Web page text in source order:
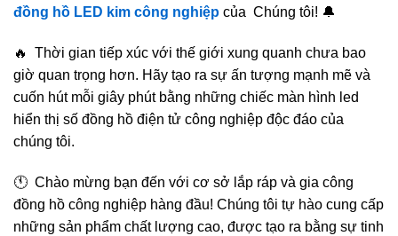
đồng hồ LED kim công nghiệp của Chúng tôi! 🔔
🔥 Thời gian tiếp xúc với thế giới xung quanh chưa bao
giờ quan trọng hơn. Hãy tạo ra sự ấn tượng mạnh mẽ và
cuốn hút mỗi giây phút bằng những chiếc màn hình led
hiển thị số đồng hồ điện tử công nghiệp độc đáo của
chúng tôi.
🕚 Chào mừng bạn đến với cơ sở lắp ráp và gia công
đồng hồ công nghiệp hàng đầu! Chúng tôi tự hào cung cấp
những sản phẩm chất lượng cao, được tạo ra bằng sự tinh